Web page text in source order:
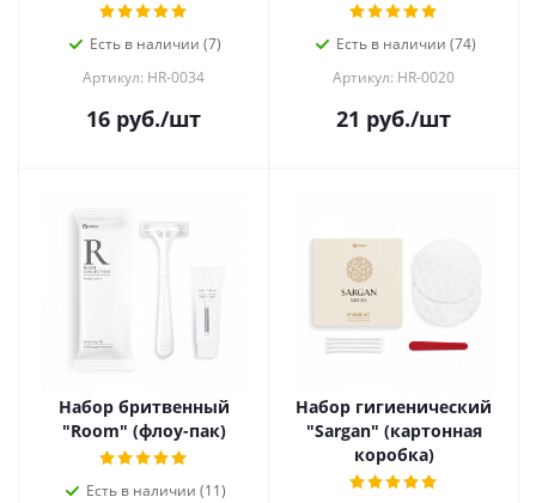
Есть в наличии (7)
Артикул: HR-0034
16 руб./шт
Есть в наличии (74)
Артикул: HR-0020
21 руб./шт
Набор бритвенный
"Room" (флоу-пак)
Есть в наличии (11)
Набор гигиенический
"Sargan" (картонная
коробка)